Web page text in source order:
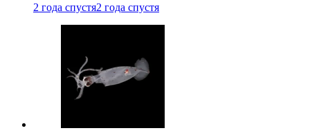
2 года спустя2 года спустя